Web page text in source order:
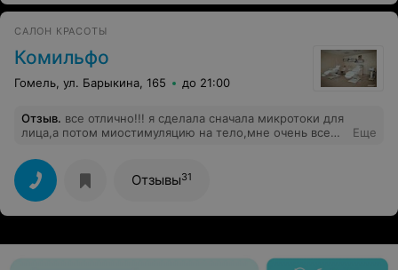
САЛОН КРАСОТЫ
Комильфо
Гомель, ул. Барыкина, 165 до 21:00
Отзыв. все отлично!!! я сделала сначала микротоки для
лица,а потом миостимуляцию на тело,мне очень все
радушный,внимательный,квалифицированный,
атмосфера домашнего уюта и высокий
профессиональный уровень,а красота требует
денег............
Еще
Отзывы31